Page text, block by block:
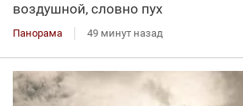
воздушной, словно пух
Панорама 49 минут назад